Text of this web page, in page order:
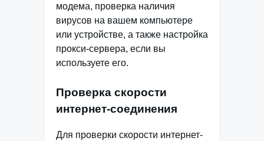
модема, проверка наличия
вирусов на вашем компьютере
или устройстве, а также настройка
прокси-сервера, если вы
используете его.
Проверка скорости
интернет-соединения
Для проверки скорости интернет-